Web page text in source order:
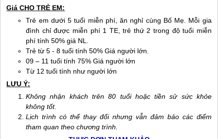
Giá CHO TRẺ EM:
Trẻ em dưới 5 tuổi miễn phí, ăn nghỉ cùng Bố Mẹ. Mỗi gia
đình chỉ được miễn phí 1 TE, trẻ thứ 2 trong độ tuổi miễn
phí tính 50% giá NL.
Trẻ từ 5 - 8 tuổi tính 50% Giá người lớn.
09 – 11 tuổi tính 75% Giá người lớn
Từ 12 tuổi tính như người lớn
LƯU Ý:
Không nhận khách trên 80 tuổi hoặc tiền sử sức khỏe
không tốt.
Lịch trình có thể thay đổi nhưng vẫn đảm bảo các điểm
tham quan theo chương trình.